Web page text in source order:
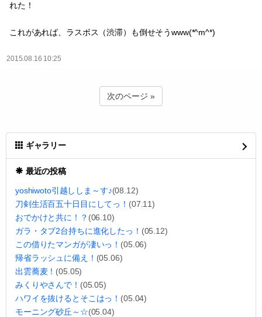
れた！
これがあれば、ラスボス（渋滞）も倒せそうwww(*^m^*)
2015.08.16 10:25
次のページ »
ギャラリー
最近の投稿
yoshiwoto引越ししま～す♪(08.12)
刀剣生活百五十日目にしてっ！ (07.11)
おでかけと共に！？ (06.10)
ガラ・タブ2台持ちに進化したっ！ (05.12)
この借りたマンガが凄いっ！ (05.06)
帰省ラッシュに備え！ (05.06)
出雲蕎麦！ (05.05)
みくりやさんで！ (05.05)
ハワイを抜けるとそこはっ！ (05.04)
モーニング砂丘～☆(05.04)